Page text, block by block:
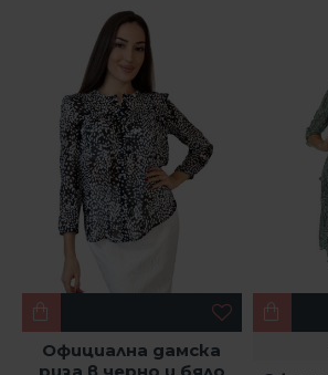
Официална дамска
риза в черно и бяло